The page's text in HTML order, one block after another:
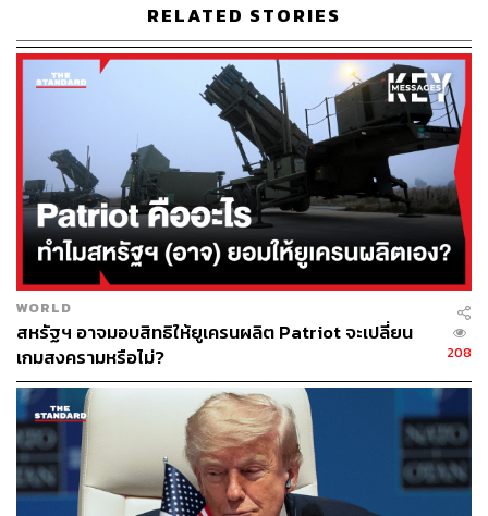
สถานการณ์ตึงเครียดดังกล่าวมีขึ้นหลังชาวเซิร์บรวมตัว
ชุมนุมคัดค้านที่นายกเทศมนตรีเชื้อสายแอลเบเนียได้เข้ารับ
ตำแหน่งในพื้นที่ทางตอนเหนือของโคโซโว ซึ่งเป็นบริเวณที่
ชาวเซิร์บอาศัยอยู่กันหนาแน่น เนื่องจากพวกเขาต้องการที่จะ
เห็นคนในท้องถิ่นได้มีโอกาสปกครองตัวเองมากขึ้น แต่ก็ไม่
ได้รับการตอบสนองจากทางการ
จนทำให้เมื่อช่วงปลายสัปดาห์ที่ผ่านมาเกิดเหตุปะทะกัน
ระหว่างผู้ประท้วงและตำรวจโคโซโวที่มาสลายม็อบด้วยการ
ฉีดน้ำและยิงแก๊สน้ำตาใส่ผู้ชุมนุม จนมีผู้บาดเจ็บจำนวนหนึ่ง
สำหรับสถานการณ์เมื่อช่วงเช้าวานนี้ (29 พฤษภาคม) ใน
เมืองซเวคาน ผู้เห็นเหตุการณ์เล่าว่า ตำรวจของโคโซโวได้
ใช้สเปรย์พริกไทย เพื่อสลายการชุมนุมของชาวเซิร์บที่พังแนว
รั้วรักษาความปลอดภัยและพยายามบุกเข้าไปในอาคาร
เทศบาล
นอกจากนี้ผู้ประท้วงชาวเซิร์บยังได้ขว้างแก๊สน้ำตาและระเบิด
RELATED STORIES
WORLD
สหรัฐฯ อาจมอบสิทธิให้ยูเครนผลิต Patriot จะเปลี่ยน
เกมสงครามหรือไม่?
208